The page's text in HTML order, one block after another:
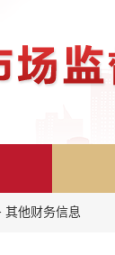
其他财务信息